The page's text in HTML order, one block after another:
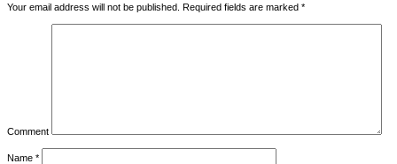
Your email address will not be published. Required fields are marked *
Comment
Name *